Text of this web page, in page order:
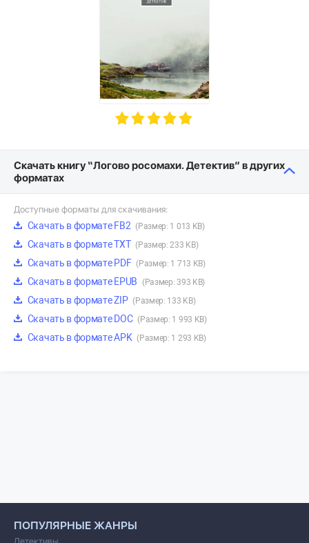
Скачать книгу “Логово росомахи. Детектив” в других
форматах
Доступные форматы для скачивания:
Скачать в формате FB2 (Размер: 1 013 KB)
Скачать в формате TXT (Размер: 233 KB)
Скачать в формате PDF (Размер: 1 713 KB)
Скачать в формате EPUB (Размер: 393 KB)
Скачать в формате ZIP (Размер: 133 KB)
Скачать в формате DOC (Размер: 1 993 KB)
Скачать в формате APK (Размер: 1 293 KB)
ПОПУЛЯРНЫЕ ЖАНРЫ